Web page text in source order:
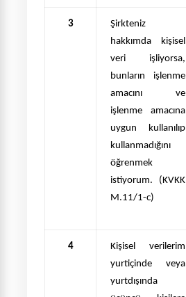
3
Şirkteniz
hakkımda kişisel
veri işliyorsa,
bunların işlenme
amacını ve
işlenme amacına
uygun kullanılıp
kullanmadığını
öğrenmek
istiyorum. (KVKK
M.11/1-c)
4
Kişisel verilerim
yurtiçinde veya
yurtdışında